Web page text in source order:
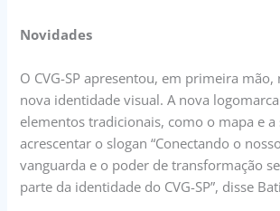
Novidades
O CVG-SP apresentou, em primeira mão,
nova identidade visual. A nova
elementos tradicionais, como o mapa e a
acrescentar o slogan “Conectando o
vanguarda e o poder de transformação
parte da identidade do CVG-SP”, disse